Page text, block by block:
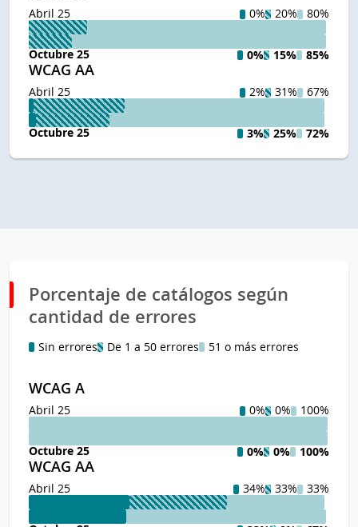
Abril 25 0% 20% 80%
Octubre 25 0% 15% 85%
WCAG AA
Abril 25 2% 31% 67%
Octubre 25 3% 25% 72%
Porcentaje de catálogos según
cantidad de errores
Sin errores De 1 a 50 errores 51 o más errores
WCAG A
Abril 25 0% 0% 100%
Octubre 25 0% 0% 100%
WCAG AA
Abril 25 34% 33% 33%